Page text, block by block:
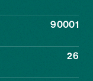
90001
26